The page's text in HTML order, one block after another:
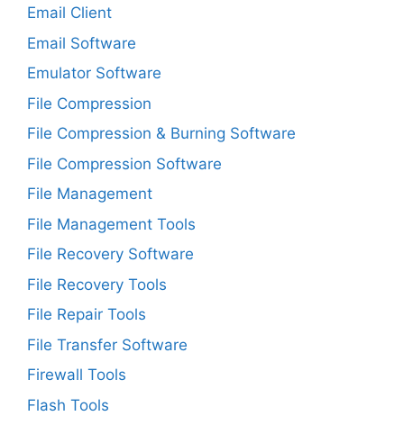
Email Client
Email Software
Emulator Software
File Compression
File Compression & Burning Software
File Compression Software
File Management
File Management Tools
File Recovery Software
File Recovery Tools
File Repair Tools
File Transfer Software
Firewall Tools
Flash Tools